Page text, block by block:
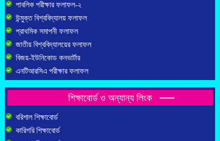
পাবলিক পরীক্ষার ফলাফল-২
উন্মুক্ত বিশ্ববিদ্যালয় ফলাফল
প্রাথমিক সমাপনী ফলাফল
জাতীয় বিশ্ববিদ্যালয়ের ফলাফল
বিজয়-ইউনিকোড কনভার্টার
এনটিআরসিএ পরীক্ষার ফলাফল
শিক্ষাবোর্ড ও অন্যান্য লিংক
বরিশাল শিক্ষাবোর্ড
কারিগরি শিক্ষাবোর্ড